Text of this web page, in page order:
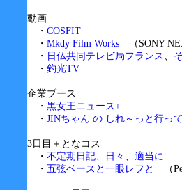
動画
・ COSFIT
・ Mkdy Film Works （SONY
・ 日仏共同テレビ局フランス、
・ 釣光TV
企業ブース
・ 黒女王ニュース+
・ JINちゃん の しれ～っと行っ
3日目＋となコス
・ 不定期日記、日々、適当に…
・ 五弦ベースと一眼レフと （